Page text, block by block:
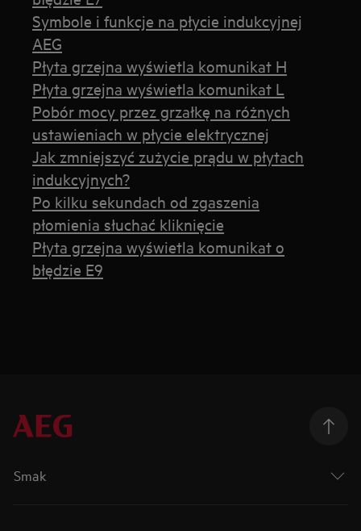
Symbole i funkcje na płycie indukcyjnej
AEG
Płyta grzejna wyświetla komunikat H
Płyta grzejna wyświetla komunikat L
Pobór mocy przez grzałkę na różnych
ustawieniach w płycie elektrycznej
Jak zmniejszyć zużycie prądu w płytach
indukcyjnych?
Po kilku sekundach od zgaszenia
płomienia słuchać kliknięcie
Płyta grzejna wyświetla komunikat o
błędzie E9
Smak